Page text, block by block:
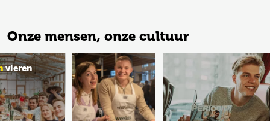
Onze mensen, onze cultuur